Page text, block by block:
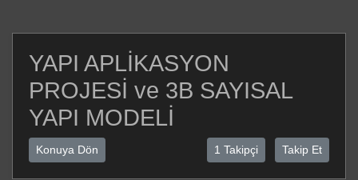
YAPI APLİKASYON
PROJESİ ve 3B SAYISAL
YAPI MODELİ
1 Takipçi Takip Et
Konuya Dön